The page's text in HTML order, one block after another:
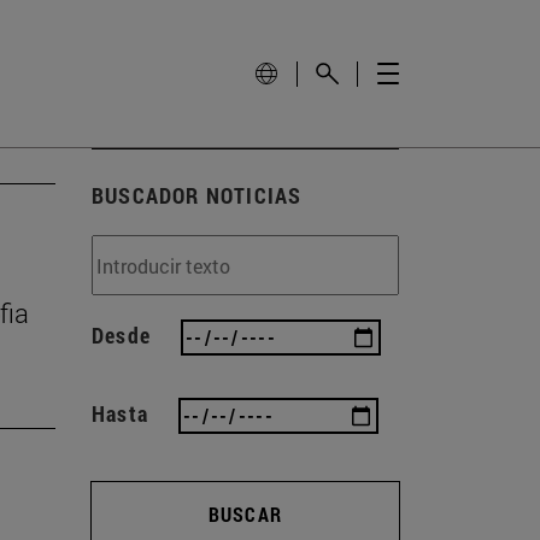
BUSCADOR NOTICIAS
Desde
Hasta
BUSCAR